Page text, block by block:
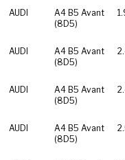
AUDI
A4 B5 Avant
(8D5)
AUDI
A4 B5 Avant
(8D5)
AUDI
A4 B5 Avant
(8D5)
AUDI
A4 B5 Avant
(8D5)